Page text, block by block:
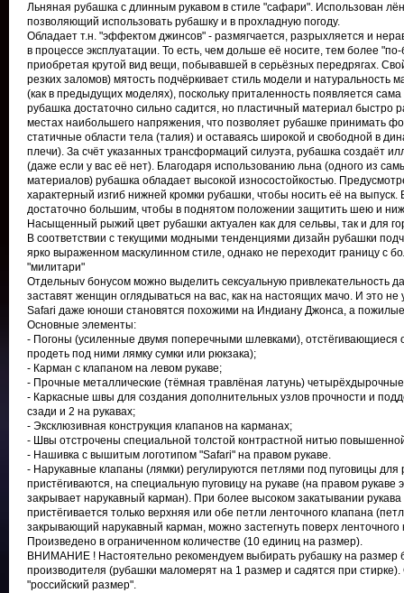
Льняная рубашка с длинным рукавом в стиле "сафари". Использован
позволяющий использовать рубашку и в прохладную погоду.
Обладает т.н. "эффектом джинсов" - размягчается, разрыхляется и
в процессе эксплуатации. То есть, чем дольше её носите, тем более
приобретая крутой вид вещи, побывавшей в серьёзных передрягах.
резких заломов) мятость подчёркивает стиль модели и натуральность
(как в предыдущих моделях), поскольку приталенность появляется
рубашка достаточно сильно садится, но пластичный материал быстро
местах наибольшего напряжения, что позволяет рубашке принимать
статичные области тела (талия) и оставаясь широкой и свободной в
плечи). За счёт указанных трансформаций силуэта, рубашка создаёт
(даже если у вас её нет). Благодаря использованию льна (одного из
материалов) рубашка обладает высокой износостойкостью.
характерный изгиб нижней кромки рубашки, чтобы носить её на выпуск.
достаточно большим, чтобы в поднятом положении защитить шею и
Насыщенный рыжий цвет рубашки актуален как для сельвы, так и для
В соответствии с текущими модными тенденциями дизайн рубашки
ярко выраженном маскулинном стиле, однако не переходит границу с
"милитари"
Отдельныv бонусом можно выделить сексуальную привлекательность
заставят женщин оглядываться на вас, как на настоящих мачо. И это не
Safari даже юноши становятся похожими на Индиану Джонса, а
Основные элементы:
- Погоны (усиленные двумя поперечными шлевками), отстёгивающиеся
продеть под ними лямку сумки или рюкзака);
- Карман с клапаном на левом рукаве;
- Прочные металлические (тёмная травлёная латунь)
- Каркасные швы для создания дополнительных узлов прочности и
сзади и 2 на рукавах;
- Эксклюзивная конструкция клапанов на карманах;
- Швы отстрочены специальной толстой контрастной нитью
- Нашивка с вышитым логотипом "Safari" на правом рукаве.
- Нарукавные клапаны (лямки) регулируются петлями под пуговицы для
пристёгиваются, на специальную пуговицу на рукаве (на правом рукаве
закрывает нарукавный карман). При более высоком закатывании рукава
пристёгивается только верхняя или обе петли ленточного клапана
закрывающий нарукавный карман, можно застегнуть поверх ленточного
Произведено в ограниченном количестве (10 единиц на размер).
ВНИМАНИЕ ! Настоятельно рекомендуем выбирать рубашку на размер
производителя (рубашки маломерят на 1 размер и садятся при
"российский размер".